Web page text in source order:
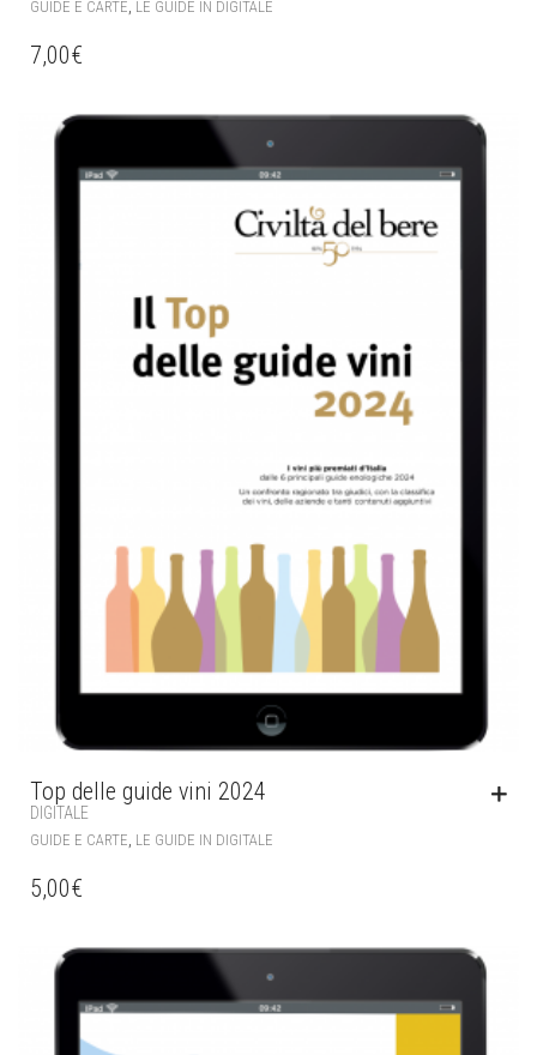
GUIDE E CARTE LE GUIDE IN DIGITALE
7,00€
Top delle guide vini 2024
DIGITALE
GUIDE E CARTE, LE GUIDE IN DIGITALE
5,00€